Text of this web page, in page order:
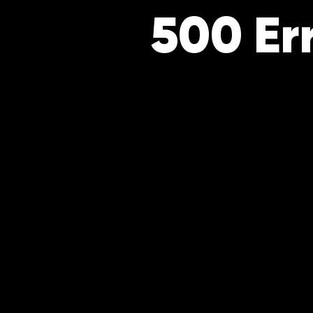
500